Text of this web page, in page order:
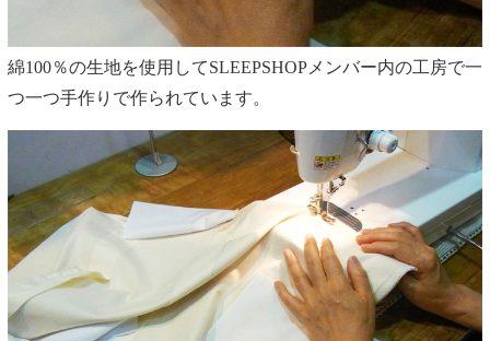
綿100％の生地を使用してSLEEPSHOPメンバー内の工房で一
つ一つ手作りで作られています。